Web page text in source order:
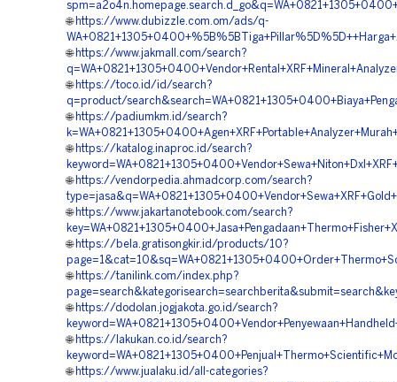
🌐 https://www.dubizzle.com.om/ads/q-
🌐 https://www.jakmall.com/search?
🌐 https://toco.id/id/search?
q=product/
🌐 https://padiumkm.id/search?
🌐 https://katalog.inaproc.id/search?
🌐 https://vendorpedia.ahmadcorp.com/search?
🌐 https://www.jakartanotebook.com/search?
🌐 https://bela.gratisongkir.id/products/10?
🌐 https://tanilink.com/index.php?
🌐 https://dodolan.jogjakota.go.id/search?
🌐 https://lakukan.co.id/search?
🌐 https://www.jualaku.id/all-categories?